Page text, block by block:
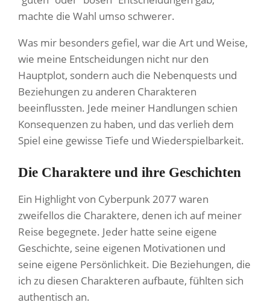
machte die Wahl umso schwerer.
Was mir besonders gefiel, war die Art und Weise,
wie meine Entscheidungen nicht nur den
Hauptplot, sondern auch die Nebenquests und
Beziehungen zu anderen Charakteren
beeinflussten. Jede meiner Handlungen schien
Konsequenzen zu haben, und das verlieh dem
Spiel eine gewisse Tiefe und Wiederspielbarkeit.
Die Charaktere und ihre Geschichten
Ein Highlight von Cyberpunk 2077 waren
zweifellos die Charaktere, denen ich auf meiner
Reise begegnete. Jeder hatte seine eigene
Geschichte, seine eigenen Motivationen und
seine eigene Persönlichkeit. Die Beziehungen, die
ich zu diesen Charakteren aufbaute, fühlten sich
authentisch an.